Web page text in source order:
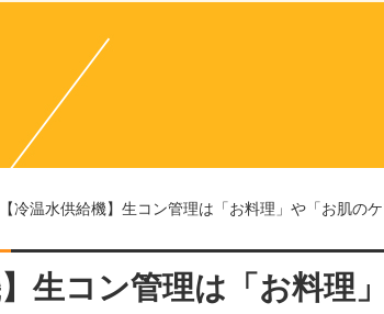
温水供給機】生コン管理は「お料理」や「お肌のケ
】生コン管理は「お料